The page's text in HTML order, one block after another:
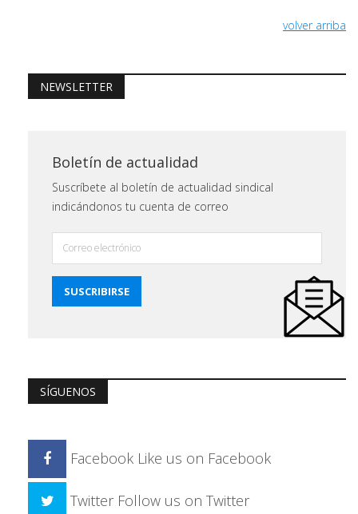
volver arriba
NEWSLETTER
Boletín de actualidad
Suscríbete al boletín de actualidad sindical
indicándonos tu cuenta de correo
SÍGUENOS
Facebook Like us on Facebook
Twitter Follow us on Twitter